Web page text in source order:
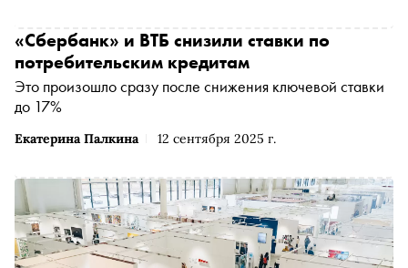
Екатерина Палкина 12 сентября 2025 г.
«Сбербанк» и ВТБ снизили ставки по
потребительским кредитам
Это произошло сразу после снижения ключевой ставки
до 17%